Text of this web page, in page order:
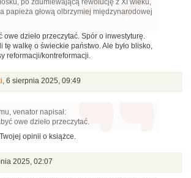
po zdumiewającą rewolucję z XI wieku,
papieża głową olbrzymiej międzynarodowej
owe dzieło przeczytać. Spór o inwestyturę.
tę walkę o świeckie państwo. Ale było blisko,
reformacji/kontreformacji.
, 6 sierpnia 2025, 09:49
venator napisał:
owe dzieło przeczytać.
opinii o książce.
2025, 02:07